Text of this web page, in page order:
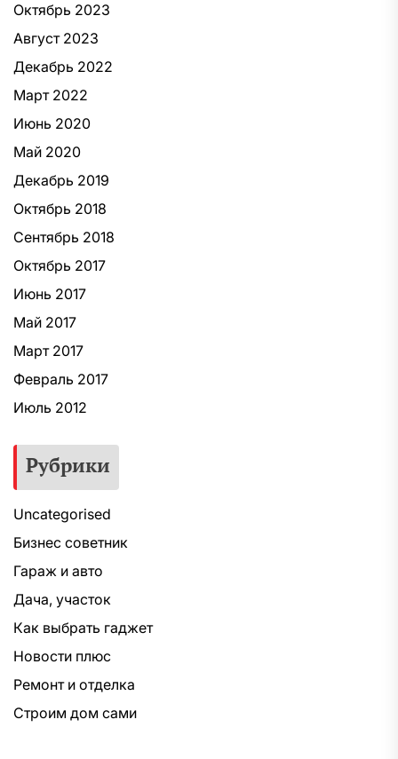
Октябрь 2023
Август 2023
Декабрь 2022
Март 2022
Июнь 2020
Май 2020
Декабрь 2019
Октябрь 2018
Сентябрь 2018
Октябрь 2017
Июнь 2017
Май 2017
Март 2017
Февраль 2017
Июль 2012
Рубрики
Uncategorised
Бизнес советник
Гараж и авто
Дача, участок
Как выбрать гаджет
Новости плюс
Ремонт и отделка
Строим дом сами